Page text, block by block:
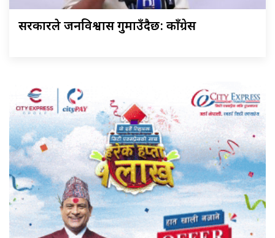
सरकारले जनविश्वास गुमाउँदैछ: काँग्रेस